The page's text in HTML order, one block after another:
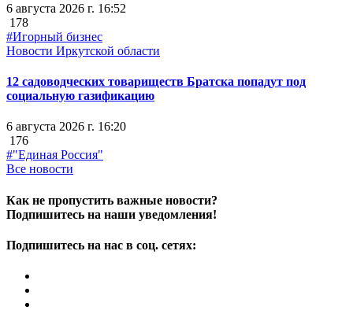
6 августа 2026 г. 16:52
178
#Игорный бизнес
Новости Иркутской области
12 садоводческих товариществ Братска попадут под
социальную газификацию
6 августа 2026 г. 16:20
176
#"Единая Россия"
Все новости
Как не пропустить важные новости?
Подпишитесь на наши уведомления!
Подпишитесь на нас в соц. сетях: